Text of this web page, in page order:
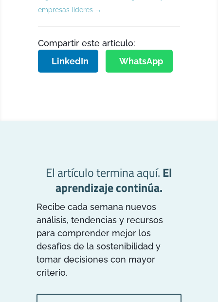
empresas líderes →
Compartir este artículo:
LinkedIn
WhatsApp
El artículo termina aquí.El
aprendizaje continúa.
Recibe cada semana nuevos
análisis, tendencias y recursos
para comprender mejor los
desafíos de la sostenibilidad y
tomar decisiones con mayor
criterio.